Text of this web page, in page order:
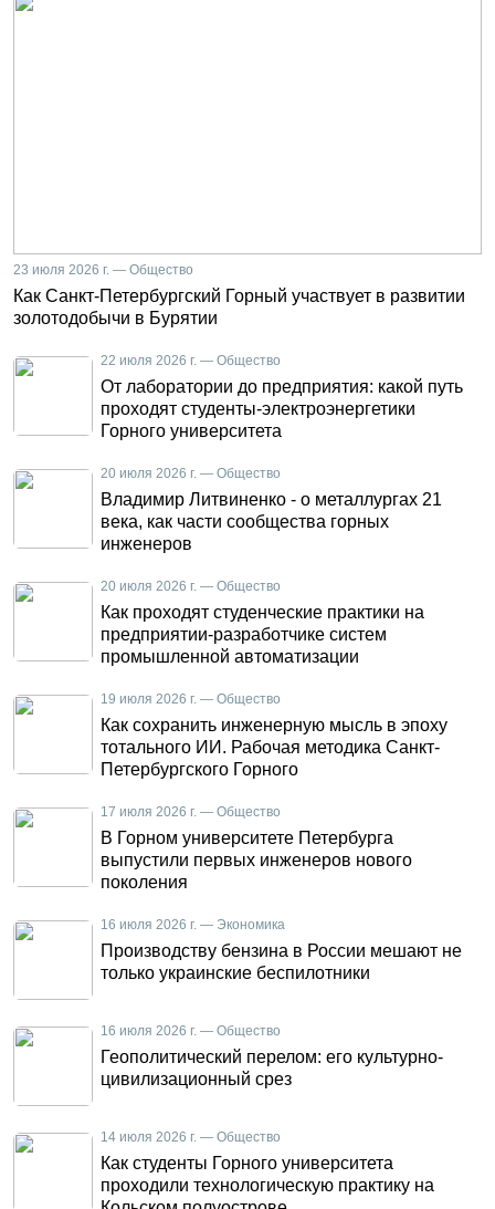
23 июля 2026 г. — Общество
Как Санкт-Петербургский Горный участвует в развитии
золотодобычи в Бурятии
22 июля 2026 г. — Общество
От лаборатории до предприятия: какой путь
проходят студенты-электроэнергетики
Горного университета
20 июля 2026 г. — Общество
Владимир Литвиненко - о металлургах 21
века, как части сообщества горных
инженеров
20 июля 2026 г. — Общество
Как проходят студенческие практики на
предприятии-разработчике систем
промышленной автоматизации
19 июля 2026 г. — Общество
Как сохранить инженерную мысль в эпоху
тотального ИИ. Рабочая методика Санкт-
Петербургского Горного
17 июля 2026 г. — Общество
В Горном университете Петербурга
выпустили первых инженеров нового
поколения
16 июля 2026 г. — Экономика
Производству бензина в России мешают не
только украинские беспилотники
16 июля 2026 г. — Общество
Геополитический перелом: его культурно-
цивилизационный срез
14 июля 2026 г. — Общество
Как студенты Горного университета
проходили технологическую практику на